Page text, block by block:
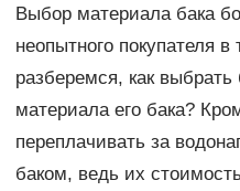
Выбор материала бака
неопытного покупателя
разберемся, как
материала его бака?
переплачивать за
баком, ведь их